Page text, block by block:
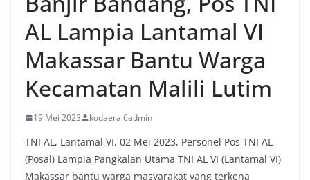
AL Lampia Lantamal VI
Makassar Bantu Warga
Kecamatan Malili Lutim
19 Mei 2023 kodaeral6admin
TNI AL, Lantamal VI, 02 Mei 2023, Personel Pos TNI AL
(Posal) Lampia Pangkalan Utama TNI AL VI (Lantamal VI)
Makassar bantu warga masyarakat yang terkena